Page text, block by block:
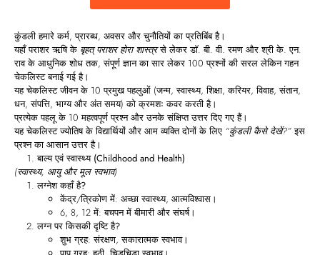
कुंडली हमारे कर्म, प्रारब्ध, अवसर और चुनौतियों का प्रतिबिंब है।
यहाँ पराशर ऋषि के बृहत् पराशर होरा शास्त्रसे लेकर डॉ. बी. वी. रमण और श्री के. एन.
राव के आधुनिक शोध तक, संपूर्ण ज्ञान का सार लेकर 100 प्रश्नों की सरल लेकिन गहन
चेकलिस्ट बनाई गई है।
यह चेकलिस्ट जीवन के 10 प्रमुख पहलुओं (जन्म, स्वास्थ्य, शिक्षा, करियर, विवाह, संतान,
धन, संपत्ति, भाग्य और अंत समय) को क्रमशः कवर करती है।
प्रत्येक पहलू के 10 महत्वपूर्ण प्रश्न और उनके संक्षिप्त उत्तर दिए गए हैं।
यह चेकलिस्ट ज्योतिष के विद्यार्थियों और आम व्यक्ति दोनों के लिए “कुंडली कैसे देखें?”इस
प्रश्न का आसान उत्तर है।
बाल्य एवं स्वास्थ्य (Childhood and Health)
(स्वास्थ्य, आयु और मूल स्वभाव)
लग्नेश कहाँ है?
केंद्र/त्रिकोण में: अच्छा स्वास्थ्य, आत्मविश्वास।
6, 8, 12 में: बचपन में बीमारी और संघर्ष।
लग्न पर किसकी दृष्टि है?
शुभ ग्रह: संरक्षण, सकारात्मक स्वभाव।